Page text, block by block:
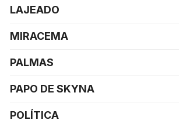
LAJEADO
MIRACEMA
PALMAS
PAPO DE SKYNA
POLÍTICA